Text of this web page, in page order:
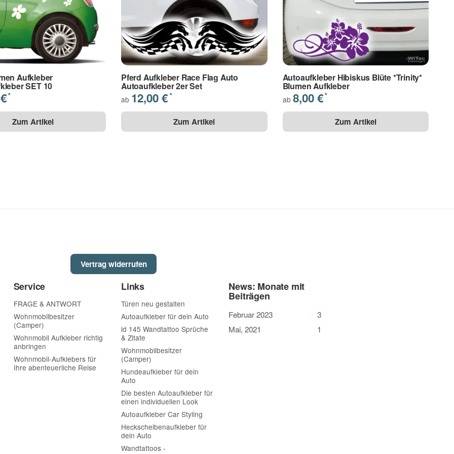
Farbe gestrichen wurden. (Latexfarbe,
die verwendete Farbe geeignet sein
Aufkleber
SET 10
€*
Zum Artikel
Pferd Aufkleber Race Flag Auto
Autoaufkleber 2er Set
ab 12,00 €*
Zum Artikel
Autoaufkleber Hibiskus Blüte *Trinity*
Blumen Aufkleber
ab 8,00 €*
Zum Artikel
Vertrag widerrufen
Service
FRAGE & ANTWORT
Wohnmobilbesitzer
(Camper)
Wohnmobil Aufkleber richtig
anbringen
Wohnmobil-Aufklebers für
Ihre abenteuerliche Reise
Links
Türen neu gestalten
Autoaufkleber für dein Auto
id 145 Wandtattoo Sprüche
& Zitate
Wohnmobilbesitzer
(Camper)
Hundeaufkleber für dein
Auto
Die besten Autoaufkleber für
einen individuellen Look
Autoaufkleber Car Styling
Heckscheibenaufkleber für
dein Auto
Wandtattoos -
News: Monate mit
Beiträgen
Februar 2023
3
Mai, 2021
1